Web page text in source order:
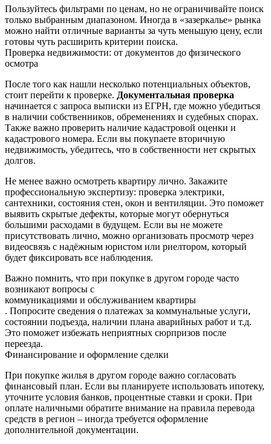
Пользуйтесь фильтрами по ценам, но не ограничивайте поиск
только выбранным диапазоном. Иногда в «зазеркалье» рынка
можно найти отличные варианты за чуть меньшую цену, если
готовы чуть расширить критерии поиска.
Проверка недвижимости: от документов до физического
осмотра
После того как нашли несколько потенциальных объектов,
стоит перейти к проверке. Документальная проверка
начинается с запроса выписки из ЕГРН, где можно убедиться
в наличии собственников, обременениях и судебных спорах.
Также важно проверить наличие кадастровой оценки и
кадастрового номера. Если вы покупаете вторичную
недвижимость, убедитесь, что в собственности нет скрытых
долгов.
Не менее важно осмотреть квартиру лично. Закажите
профессиональную экспертизу: проверка электрики,
сантехники, состояния стен, окон и вентиляции. Это поможет
выявить скрытые дефекты, которые могут обернуться
большими расходами в будущем. Если вы не можете
присутствовать лично, можно организовать просмотр через
видеосвязь с надёжным юристом или риелтором, который
будет фиксировать все наблюдения.
Важно помнить, что при покупке в другом городе часто
возникают вопросы с
коммуникациями и обслуживанием квартиры
. Попросите сведения о платежах за коммунальные услуги,
состоянии подъезда, наличии плана аварийных работ и т.д.
Это поможет избежать неприятных сюрпризов после
переезда.
Финансирование и оформление сделки
При покупке жилья в другом городе важно согласовать
финансовый план. Если вы планируете использовать ипотеку,
уточните условия банков, процентные ставки и сроки. При
оплате наличными обратите внимание на правила перевода
средств в регион – иногда требуется оформление
дополнительной документации.